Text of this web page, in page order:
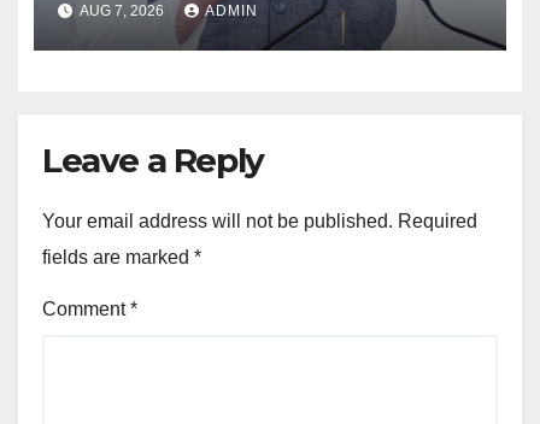
AUG 7, 2026 ADMIN
Leave a Reply
Your email address will not be published. Required
fields are marked *
Comment*